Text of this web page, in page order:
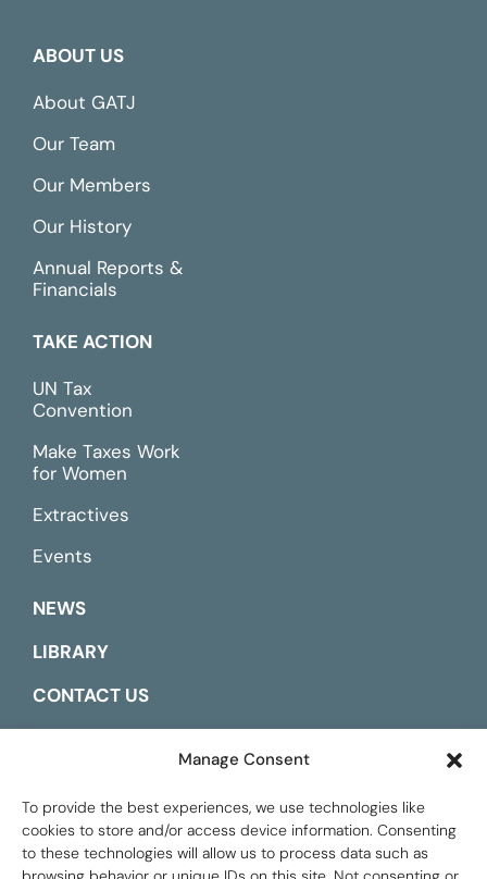
Manage Consent
To provide the best experiences, we use technologies like
cookies to store and/or access device information. Consenting
to these technologies will allow us to process data such as
ABOUT US
About GATJ
Our Team
Our Members
Our History
Annual Reports &
Financials
TAKE ACTION
UN Tax
Convention
Make Taxes Work
for Women
Extractives
Events
NEWS
LIBRARY
CONTACT US